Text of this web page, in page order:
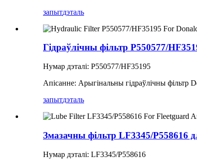
запытдэталь
Гідраўлічны фільтр P550577/
Нумар дэталі: P550577/HF35195
Апісанне: Арыгінальны гідраўлічны фільтр
запытдэталь
Змазачны фільтр LF3345/P558616
Нумар дэталі: LF3345/P558616